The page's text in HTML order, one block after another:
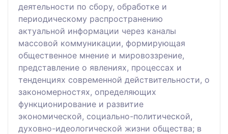
деятельности по сбору, обработке и
периодическому распространению
актуальной информации через каналы
массовой коммуникации, формирующая
общественное мнение и мировоззрение,
представление о явлениях, процессах и
тенденциях современной действительности, о
закономерностях, определяющих
функционирование и развитие
экономической, социально-политической,
духовно-идеологической жизни общества; в